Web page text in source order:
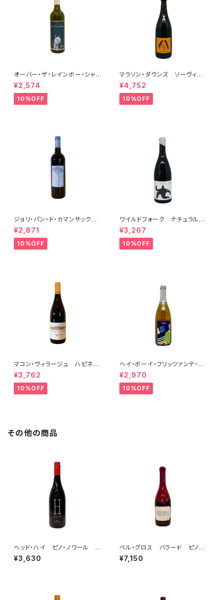
オーバー・ザ・レインボー・シャル
ドネ(午) 2025
¥2,574
10%OFF
マラソン・ダウンズ ソーヴィニ
ヨン・ブラン ペティアンナチュ
ール 2022
¥4,752
10%OFF
ジョリ・パン・ド・カマンサック 2
018
¥2,871
10%OFF
ワイルドフォーク ナチュラル
シャルドネ 2023
¥3,267
10%OFF
マコン・ヴィラージュ ハピネ
ス 2023 ブレノ・ベランジェ
¥3,762
10%OFF
ヘイ・ボーイ・フリッツァンテ・ビ
アンコ 2022 オールド・ボー
イ
¥2,970
10%OFF
その他の商品
ヘッド・ハイ ピノ・ノワール ソ
ノマ・カウンティ 2022
¥3,630
ベル・グロス バラード ピノ・ノ
ワール 2022
¥7,150